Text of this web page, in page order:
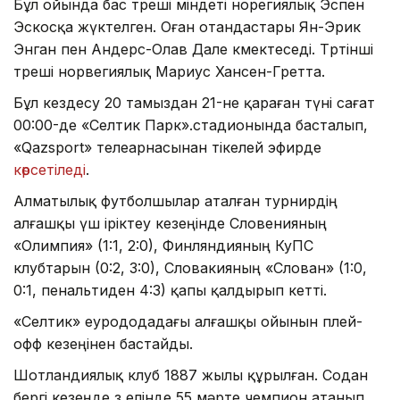
Бұл ойында бас төреші міндеті норегиялық Эспен
Эскосқа жүктелген. Оған отандастары Ян-Эрик
Энган пен Андерс-Олав Дале көмектеседі. Төртінші
төреші норвегиялық Мариус Хансен-Гретта.
Бұл кездесу 20 тамыздан 21-не қараған түні сағат
00:00-де «Селтик Парк».стадионында басталып,
«Qazsport» телеарнасынан тікелей эфирде
көрсетіледі.
Алматылық футболшылар аталған турнирдің
алғашқы үш іріктеу кезеңінде Словенияның
«Олимпия» (1:1, 2:0), Финляндияның КуПС
клубтарын (0:2, 3:0), Словакияның «Слован» (1:0,
0:1, пенальтиден 4:3) қапы қалдырып кетті.
«Селтик» еурододадағы алғашқы ойынын плей-
офф кезеңінен бастайды.
Шотландиялық клуб 1887 жылы құрылған. Содан